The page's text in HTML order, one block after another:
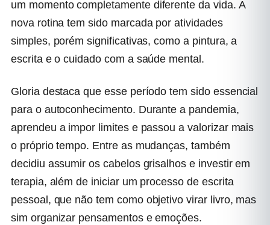
um momento completamente diferente da vida. A
nova rotina tem sido marcada por atividades
simples, porém significativas, como a pintura, a
escrita e o cuidado com a saúde mental.
Gloria destaca que esse período tem sido essencial
para o autoconhecimento. Durante a pandemia,
aprendeu a impor limites e passou a valorizar mais
o próprio tempo. Entre as mudanças, também
decidiu assumir os cabelos grisalhos e investir em
terapia, além de iniciar um processo de escrita
pessoal, que não tem como objetivo virar livro, mas
sim organizar pensamentos e emoções.